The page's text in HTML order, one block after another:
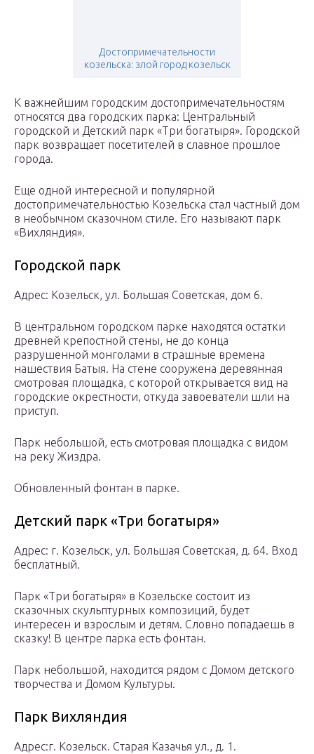
Достопримечательности
козельска: злой город козельск
К важнейшим городским достопримечательностям
относятся два городских парка: Центральный
городской и Детский парк «Три богатыря». Городской
парк возвращает посетителей в славное прошлое
города.
Еще одной интересной и популярной
достопримечательностью Козельска стал частный дом
в необычном сказочном стиле. Его называют парк
«Вихляндия».
Городской парк
Адрес: Козельск, ул. Большая Советская, дом 6.
В центральном городском парке находятся остатки
древней крепостной стены, не до конца
разрушенной монголами в страшные времена
нашествия Батыя. На стене сооружена деревянная
смотровая площадка, с которой открывается вид на
городские окрестности, откуда завоеватели шли на
приступ.
Парк небольшой, есть смотровая площадка с видом
на реку Жиздра.
Обновленный фонтан в парке.
Детский парк «Три богатыря»
Адрес: г. Козельск, ул. Большая Советская, д. 64. Вход
бесплатный.
Парк «Три богатыря» в Козельске состоит из
сказочных скульптурных композиций, будет
интересен и взрослым и детям. Словно попадаешь в
сказку! В центре парка есть фонтан.
Парк небольшой, находится рядом с Домом детского
творчества и Домом Культуры.
Парк Вихляндия
Адрес:г. Козельск. Старая Казачья ул., д. 1.